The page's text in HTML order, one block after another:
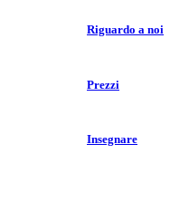
Riguardo a noi
Prezzi
Insegnare